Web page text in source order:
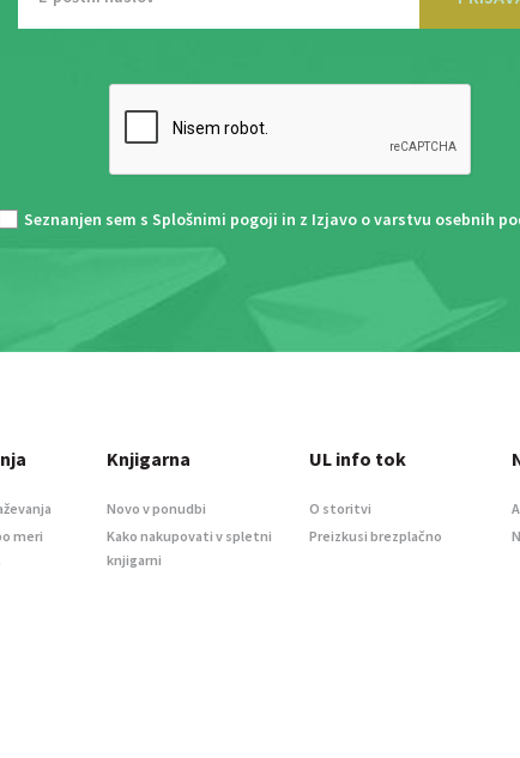
Seznanjen sem s Splošnimi pogoji in z Izjavo o varstvu osebnih
meri
Knjigarna
Novo v ponudbi
Kako nakupovati v spletni
knjigarni
UL info tok
O storitvi
Preizkusi brezplačno